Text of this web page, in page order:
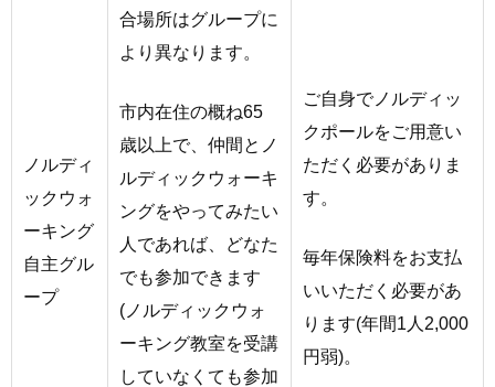
ノルディ
ックウォ
ーキング
自主グル
ープ
合場所はグループに
より異なります。
市内在住の概ね65
歳以上で、仲間とノ
ルディックウォーキ
ングをやってみたい
人であれば、どなた
でも参加できます
(ノルディックウォ
ーキング教室を受講
していなくても参加
ご自身でノルディッ
クポールをご用意い
ただく必要がありま
す。
毎年保険料をお支払
いいただく必要があ
ります(年間1人2,000
円弱)。